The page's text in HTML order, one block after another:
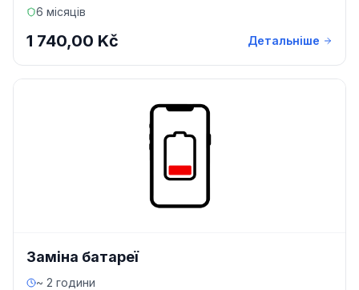
6 місяців
1 740,00 Kč Детальніше
Заміна батареї
~ 2 години